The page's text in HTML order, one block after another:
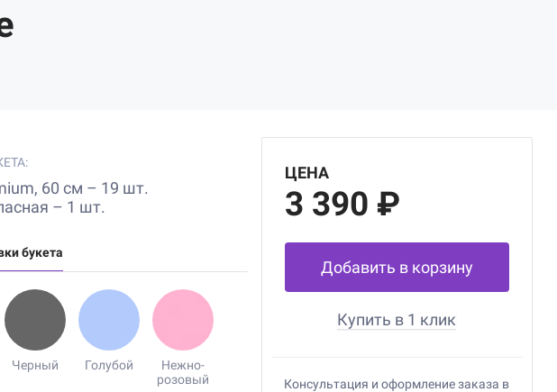
60 см – 19 шт.
– 1 шт.
букета
Черный Голубой
Нежно-
розовый
ЦЕНА
3 390 ₽
Добавить в корзину
Купить в 1 клик
Консультация и оформление заказа в